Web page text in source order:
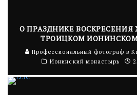
О ПРАЗДНИКЕ ВОСКРЕСЕНИЯ
ТРОИЦКОМ
Профессиональный фотограф в
Ионинский монастырь